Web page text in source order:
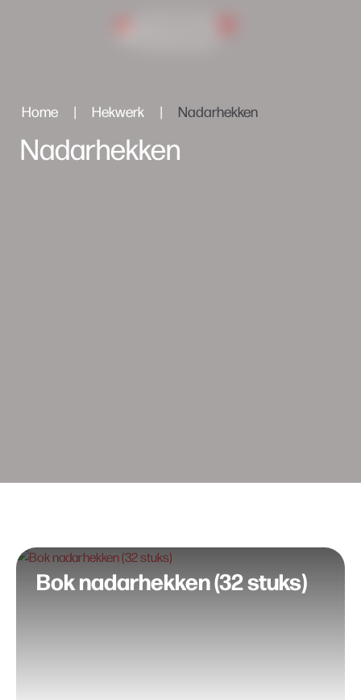
Home | Hekwerk | Nadarhekken
Nadarhekken
Bok nadarhekken (32 stuks)